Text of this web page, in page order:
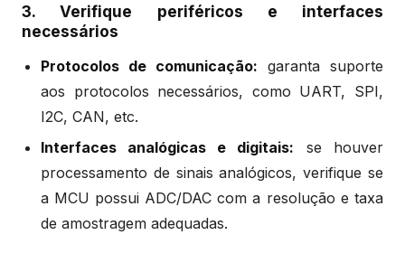
3. Verifique periféricos e interfaces
necessários
Protocolos de comunicação: garanta suporte
aos protocolos necessários, como UART, SPI,
I2C, CAN, etc.
Interfaces analógicas e digitais: se houver
processamento de sinais analógicos, verifique se
a MCU possui ADC/DAC com a resolução e taxa
de amostragem adequadas.